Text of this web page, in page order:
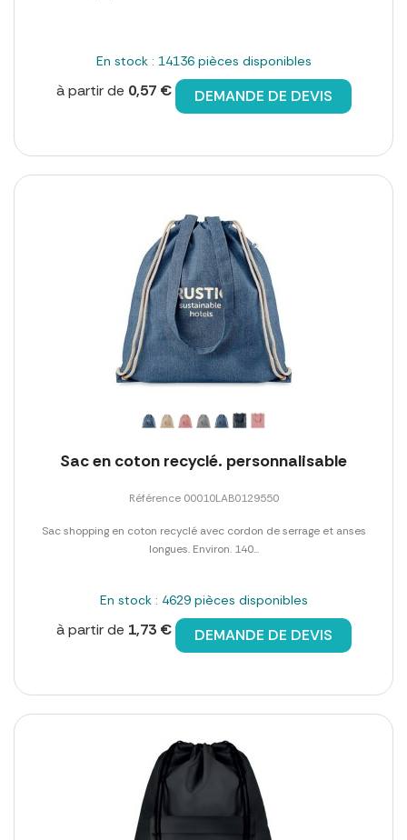
En stock : 14136 pièces disponibles
à partir de 0,57 € DEMANDE DE DEVIS
Sac en coton recyclé. personnalisable
Référence 00010LAB0129550
Sac shopping en coton recyclé avec cordon de serrage et anses
longues. Environ. 140...
En stock : 4629 pièces disponibles
à partir de 1,73 € DEMANDE DE DEVIS